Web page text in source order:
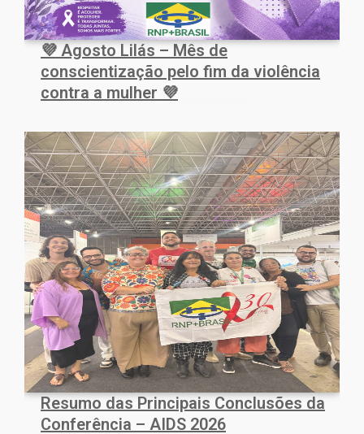
💜 Agosto Lilás – Mês de
conscientização pelo fim da violência
contra a mulher 💜
Resumo das Principais Conclusões da
Conferência – AIDS 2026